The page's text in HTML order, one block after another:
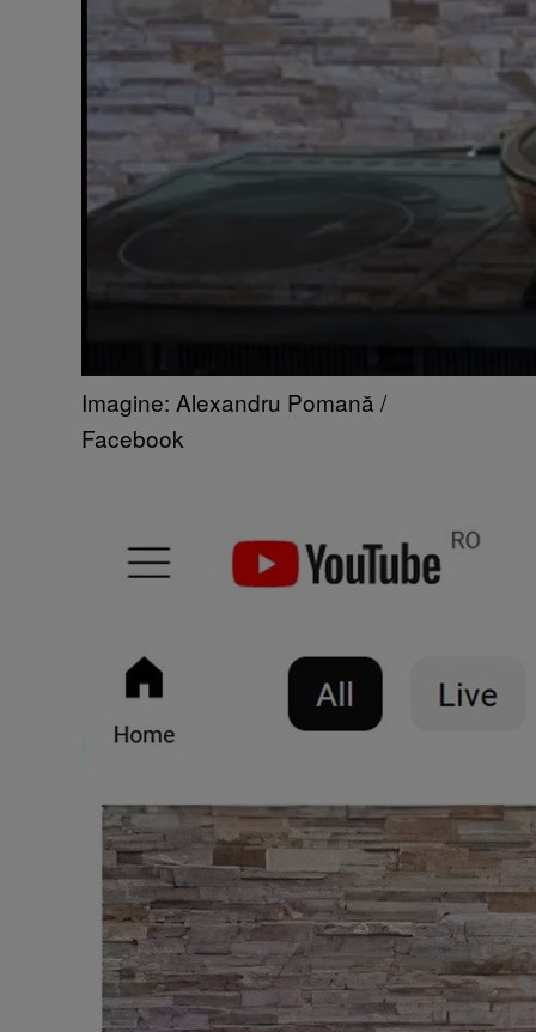
Imagine: Alexandru Pomană /
Facebook